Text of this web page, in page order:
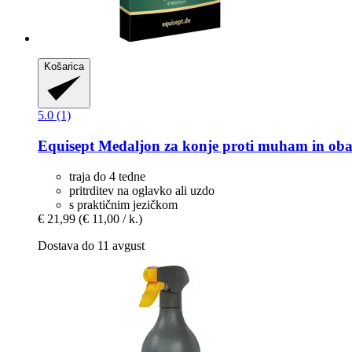
Košarica
5.0 (1)
Equisept Medaljon za konje proti muham in
traja do 4 tedne
pritrditev na oglavko ali uzdo
s praktičnim jezičkom
€ 21,99 (€ 11,00 / k.)
Dostava do 11 avgust